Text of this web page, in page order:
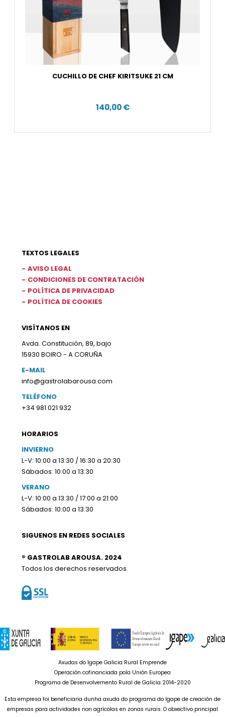
CUCHILLO DE CHEF KIRITSUKE 21 CM
140,00 €
TEXTOS LEGALES
AVISO LEGAL
CONDICIONES DE CONTRATACIÓN
POLÍTICA DE PRIVACIDAD
POLÍTICA DE COOKIES
VISÍTANOS EN
Avda. Constitución, 89, bajo
15930 BOIRO - A CORUÑA
E-MAIL
info@gastrolabarousa.com
TELÉFONO
+34 981 021 932
HORARIOS
INVIERNO
L-V: 10:00 a 13:30 / 16:30 a 20:30
Sábados: 10:00 a 13:30
VERANO
L-V: 10:00 a 13:30 / 17:00 a 21:00
Sábados: 10:00 a 13:30
SIGUENOS EN REDES SOCIALES
® GASTROLAB AROUSA. 2024
Todos los derechos reservados.
Axudas do Igape Galicia Rural Emprende
Operación cofinanciada pola Unión Europea
Programa de Desenvolvemento Rural de Galicia 2014-2020
Esta empresa foi beneficiaria dunha axuda do programa do Igape de creación de
empresas para actividades non agrícolas en zonas rurais. O obxectivo principal